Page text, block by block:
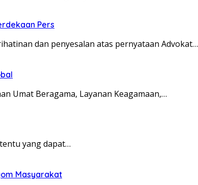
Pers
dan penyesalan atas pernyataan Advokat…
Umat Beragama, Layanan Keagamaan,…
yang dapat…
Masyarakat